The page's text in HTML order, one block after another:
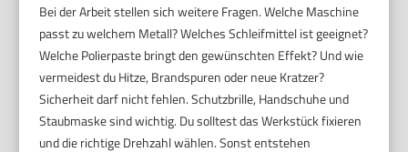
Bei der Arbeit stellen sich weitere Fragen. Welche Maschine
passt zu welchem Metall? Welches Schleifmittel ist geeignet?
Welche Polierpaste bringt den gewünschten Effekt? Und wie
vermeidest du Hitze, Brandspuren oder neue Kratzer?
Sicherheit darf nicht fehlen. Schutzbrille, Handschuhe und
Staubmaske sind wichtig. Du solltest das Werkstück fixieren
und die richtige Drehzahl wählen. Sonst entstehen